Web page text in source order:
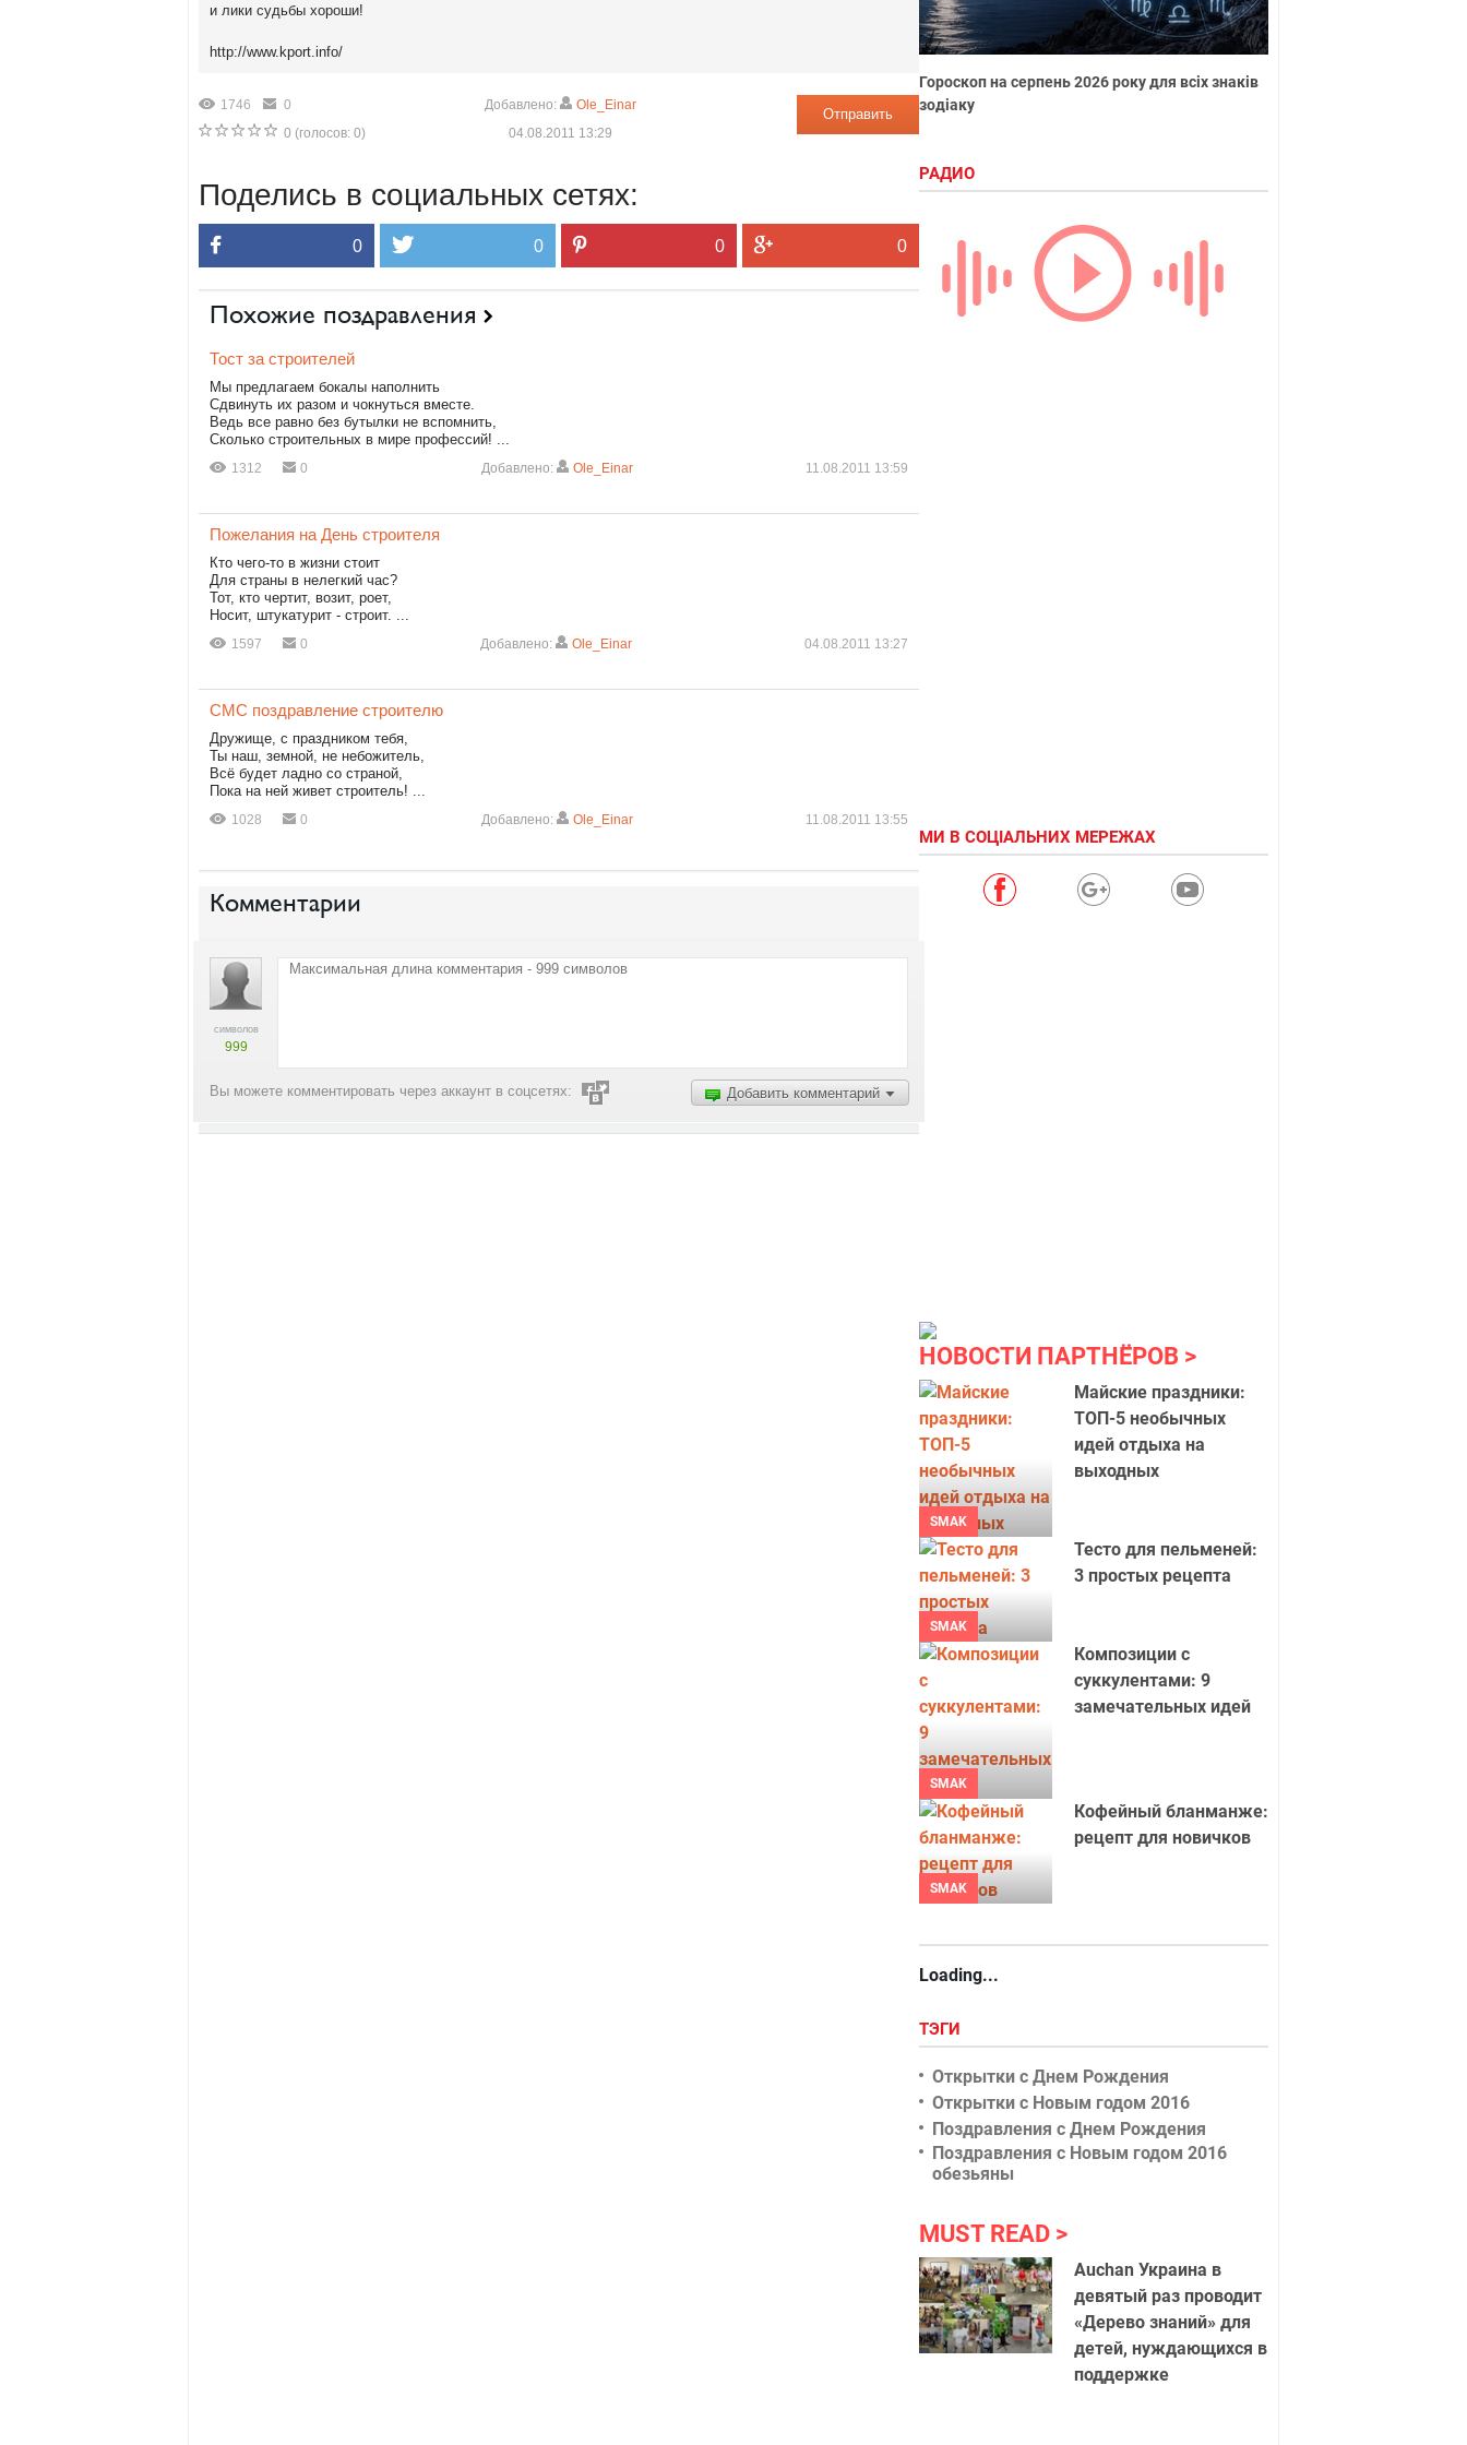
и лики судьбы хороши!
http://www.kport.info/
1746
0
0 (голосов: 0)
Отправить
Добавлено:
Ole_Einar
04.08.2011 13:29
Поделись в социальных сетях:
0 0 0 0
Похожие поздравления
Тост за строителей
Мы предлагаем бокалы наполнить
Сдвинуть их разом и чокнуться вместе.
Ведь все равно без бутылки не вспомнить,
Сколько строительных в мире профессий! ...
1312 0 Добавлено: Ole_Einar 11.08.2011 13:59
Пожелания на День строителя
Кто чего-то в жизни стоит
Для страны в нелегкий час?
Тот, кто чертит, возит, роет,
Носит, штукатурит - строит. ...
1597 0 Добавлено: Ole_Einar 04.08.2011 13:27
СМС поздравление строителю
Дружище, с праздником тебя,
Ты наш, земной, не небожитель,
Всё будет ладно со страной,
Пока на ней живет строитель! ...
1028 0 Добавлено: Ole_Einar 11.08.2011 13:55
Комментарии
символов
999
Добавить комментарий
Вы можете комментировать через аккаунт в соцсетях:
Гороскоп на серпень 2026 року для всіх знаків
зодіаку
РАДИО
МИ В СОЦІАЛЬНИХ МЕРЕЖАХ
НОВОСТИ ПАРТНЁРОВ
SMAK
Майские праздники:
ТОП-5 необычных
идей отдыха на
выходных
SMAK
Тесто для пельменей:
3 простых рецепта
SMAK
Композиции с
суккулентами: 9
замечательных идей
SMAK
Кофейный бланманже:
рецепт для новичков
Loading...
ТЭГИ
Открытки с Днем Рождения
Открытки с Новым годом 2016
Поздравления с Днем Рождения
Поздравления с Новым годом 2016
обезьяны
MUST READ
Auchan Украина в
девятый раз проводит
«Дерево знаний» для
детей, нуждающихся в
поддержке